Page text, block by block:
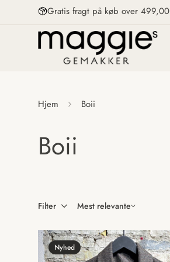
Gratis fragt på køb over 499,00
Hjem Boii
Boii
Filter Mest relevante
Nyhed